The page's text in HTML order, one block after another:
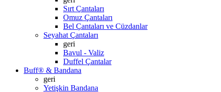
Sırt Çantaları
Omuz Çantaları
Bel Çantaları ve Cüzdanlar
Seyahat Çantaları
geri
Bavul - Valiz
Duffel Çantalar
Buff® & Bandana
geri
Yetişkin Bandana